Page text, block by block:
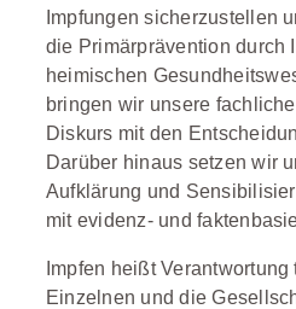
Impfungen sicherzustellen
die Primärprävention durch
heimischen
bringen wir unsere
Diskurs mit den
Darüber hinaus setzen wir
Aufklärung und
mit evidenz- und
Impfen heißt
Einzelnen und die